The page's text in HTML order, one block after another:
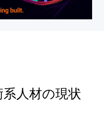
人材の現状